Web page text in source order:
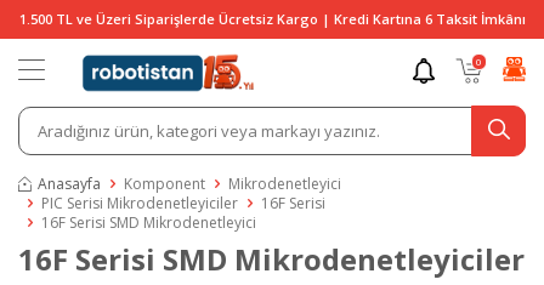
1.500 TL ve Üzeri Siparişlerde Ücretsiz Kargo | Kredi Kartına 6 Taksit İmkânı
0
Anasayfa Komponent
Mikrodenetleyici
PIC Serisi Mikrodenetleyiciler
16F Serisi
16F Serisi SMD Mikrodenetleyici
16F Serisi SMD Mikrodenetleyiciler